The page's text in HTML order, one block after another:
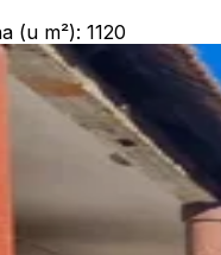
(u m²): 1120